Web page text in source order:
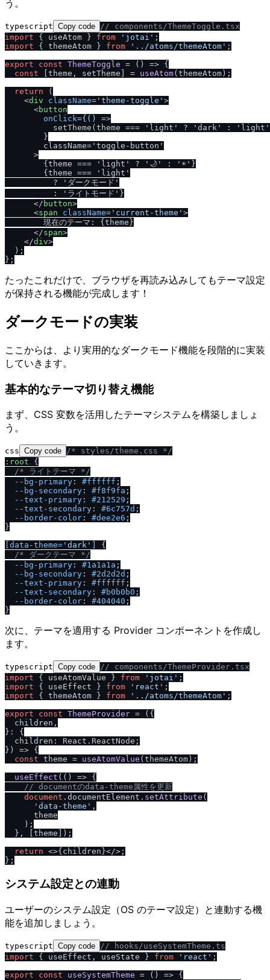
う。
typescript Copy code // components/ThemeToggle.tsx
import { useAtom } from 'jotai'
import { themeAtom } from '.. /atoms/themeAtom' ;
export
const ThemeToggle = ( ) => {
const [theme, setTheme] = useAtom(themeAtom);
return (
<div className= 'theme-toggle' >
<button
onClick={()
=>
setTheme(theme === 'light' ? 'dark' :
        }
        className='toggle-button'
      >
        {theme === 'light' ? '🌙' : '☀️'}
        {theme === 'light'
          ? 'ダークモード'
          : 'ライトモード'}
</ button>
<span className= 'current-theme' >
        現在のテーマ: {theme}
</span>
</div>
  );
たったこれだけで、ブラウザを再読み込みしてもテーマ設定
が保持される機能が完成します！
ダークモードの実装
ここからは、より実用的なダークモード機能を段階的に実装
していきます。
基本的なテーマ切り替え機能
まず、CSS 変数を活用したテーマシステムを構築しましょ
う。
css Copy code /* styles/theme.css */
:root {
/* ライトテーマ */
--bg-primary : #ffffff ;
--bg-secondary : #f8f9fa ;
--text-primary : #212529 ;
--text-secondary : #6c757d ;
--border-color : #dee2e6 ;
}
[data-theme= 'dark'
{
/* ダークテーマ */
--bg-primary : #1a1a1a ;
--bg-secondary : #2d2d2d ;
--text-primary : #ffffff ;
--text-secondary : #b0b0b0 ;
--border-color : #404040 ;
次に、テーマを適用する Provider コンポーネントを作成し
ます。
typescript Copy code // components/ThemeProvider.tsx
import { useAtomValue } from 'jotai'
import { useEffect } from 'react'
import { themeAtom } from '.. /atoms/themeAtom' ;
export
const ThemeProvider = ( {
  children,
}: {
  children: React.ReactNode;
} ) => {
const theme = useAtomValue (themeAtom);
useEffect ( () => {
// documentのdata-theme属性を更新
document . documentElement . setAttribute (
'data-theme' ,
      theme
    );
  }, [theme]);
return <>{children}</> ;
システム設定との連動
ユーザーのシステム設定（OS のテーマ設定）と連動する機
能を追加しましょう。
typescript Copy code / / hooks /useSystemTheme.ts
import { useEffect, useState } from 'react' ;
export
const useSystemTheme = ( ) => {